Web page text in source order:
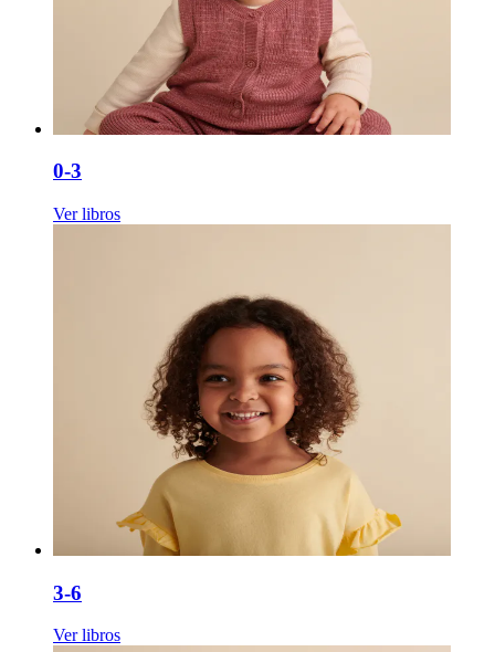
0-3
Ver libros
3-6
Ver libros